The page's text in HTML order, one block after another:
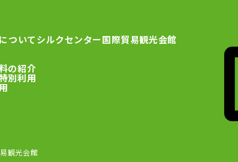
ついて
の紹介
別利用
シルクセンター国際貿易観光会館
観光会館